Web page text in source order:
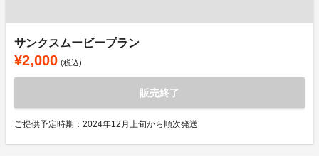
サンクスムービープラン
¥2,000 (税込)
販売終了
ご提供予定時期：2024年12月上旬から順次発送